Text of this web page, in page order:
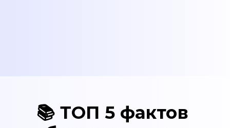
📚 ТОП 5 фактов